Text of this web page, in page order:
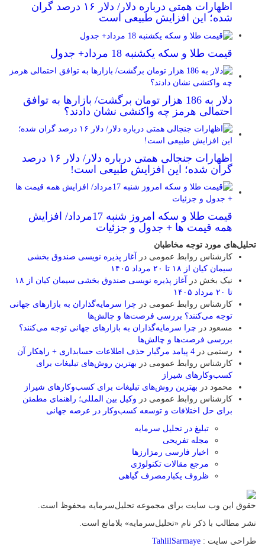
اظهارات همتی درباره دلار/ دلار ۱۶ درصد گران
شده؛ این افزایش طبیعی است
قیمت طلا و سکه یکشنبه 18 مرداد+ جدول
دلار به 186 هزار تومان برگشت/ بازارها به توافق
احتمالی هرمز چه واکنشی نشان دادند؟
اظهارات جنجالی همتی درباره دلار/ دلار ۱۶ درصد
گران شده؛ این افزایش طبیعی است!
قیمت طلا و سکه امروز شنبه 17مرداد/ افزایش
همه قیمت ها + جدول و جزئیات
تحلیل‌های مورد توجه مخاطبان
کارشناس روابط عمومی در
آغاز پذیره نویسی صندوق بخشی
سیمان کیان از ۱۸ تا ۲۰ مرداد ۱۴۰۵
نیک بخش در
آغاز پذیره نویسی صندوق بخشی سیمان کیان از ۱۸
تا ۲۰ مرداد ۱۴۰۵
کارشناس روابط عمومی در چرا سرمایه‌گذاران به بازارهای جهانی
توجه می‌کنند؟ بررسی فرصت‌ها و چالش‌ها
مسعود در چرا سرمایه‌گذاران به بازارهای جهانی توجه می‌کنند؟
بررسی فرصت‌ها و چالش‌ها
رستمی در 4 پیامد مرگبار حذف اطلاعات حسابداری + راهکار آن
کارشناس روابط عمومی در بهترین روش‌های تبلیغات برای
کسب‌وکارهای شیراز
محمود در بهترین روش‌های تبلیغات برای کسب‌وکارهای شیراز
کارشناس روابط عمومی در وکیل بین المللی؛ راهنمای مطمئن
برای حل اختلافات و توسعه کسب‌وکار در عرصه جهانی
تبلیغ در تحلیل سرمایه
مجله تفریحی
اخبار فارسی رمزارزها
مرجع مقالات تکنولوژی
ظروف یکبارمصرف گیاهی
حقوق این وب سایت برای مجموعه تحلیل‌سرمایه محفوظ است.
نشر مطالب با ذکر نام «تحلیل‌سرمایه» بلامانع است.
طراحی سایت :